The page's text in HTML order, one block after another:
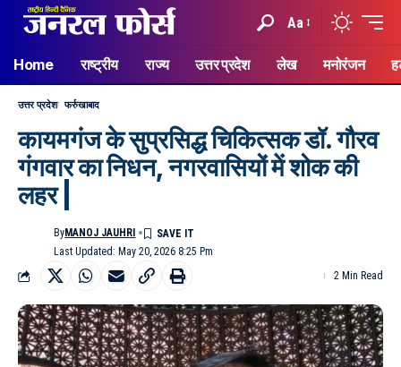
Aa
Home राष्ट्रीय राज्य उत्तर प्रदेश लेख मनोरंजन
उत्तर प्रदेश फर्रुखाबाद
कायमगंज के सुप्रसिद्ध चिकित्सक डॉ. गौरव
गंगवार का निधन, नगरवासियों में शोक की
लहर |
Last Updated: May 20, 2026 8:25 Pm
ByMANOJ JAUHRI
2 Min Read